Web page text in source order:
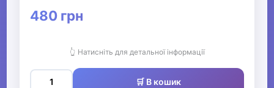
480 грн
👆 Натисніть для детальної інформації
🛒 В кошик